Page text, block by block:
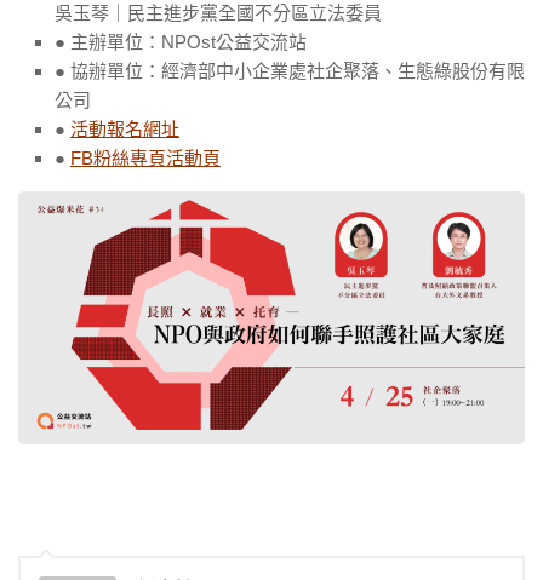
吳玉琴｜民主進步黨全國不分區立法委員
● 主辦單位：NPOst公益交流站
● 協辦單位：經濟部中小企業處社企聚落、生態綠股份有限
公司
● 活動報名網址
● FB粉絲專頁活動頁